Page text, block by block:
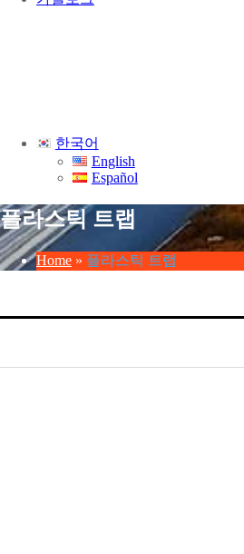
한국어
English
Español
플라스틱 트랩
Home » 플라스틱 트랩